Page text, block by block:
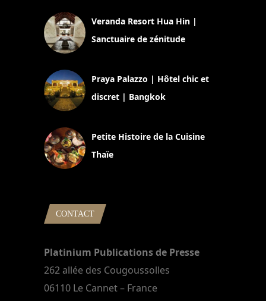
Veranda Resort Hua Hin |
Sanctuaire de zénitude
Praya Palazzo | Hôtel chic et
discret | Bangkok
Petite Histoire de la Cuisine
Thaïe
CONTACT
Platinium Publications de Presse
262 allée des Cougoussolles
06110 Le Cannet – France